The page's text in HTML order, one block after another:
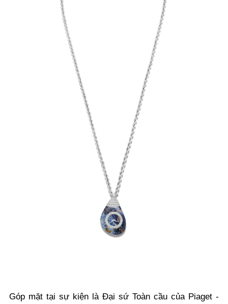
Góp mặt tại sự kiện là Đại sứ Toàn cầu của Piaget -